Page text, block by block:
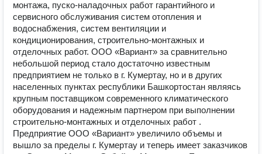
монтажа, пуско-наладочных работ гарантийного и
сервисного обслуживания систем отопления и
водоснабжения, систем вентиляции и
кондиционирования, строительно-монтажных и
отделочных работ. ООО «Вариант» за сравнительно
небольшой период стало достаточно известным
предприятием не только в г. Кумертау, но и в других
населенных пунктах республики Башкортостан являясь
крупным поставщиком современного климатического
оборудования и надежным партнером при выполнении
строительно-монтажных и отделочных работ .
Предприятие ООО «Вариант» увеличило объемы и
вышло за пределы г. Кумертау и теперь имеет заказчиков